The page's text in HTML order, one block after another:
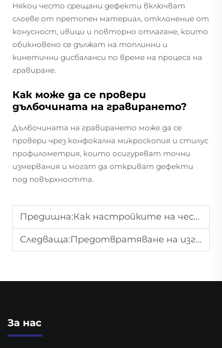
Някои често срещани дефекти включват
слоеве от претопен материал, отклонение от
конусност, ивици и повторно отлагане, които
обикновено се дължат на топлинни и
кинетични дисбаланси по време на процеса на
гравиране.
Как може да се провери
дълбочината на гравирането?
Дълбочината на гравирането може да се
провери чрез конфокална микроскопия и стилус
профилометрия, които осигуряват точни
измервания и могат да откриват дефекти
под повърхността.
Предишна:Как настройките на честотата на импулса влияят върху качеството на маркирането с влакнен лазер
Следваща:Предотвратяване на изгорели следи при процеси на лазерно маркиране с CO₂ лазер
За нас